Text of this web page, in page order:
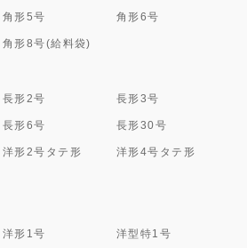
角形5号 角形6号
角形8号(給料袋)
長形2号 長形3号
長形6号 長形30号
洋形2号タテ形 洋形4号タテ形
洋形1号 洋型特1号